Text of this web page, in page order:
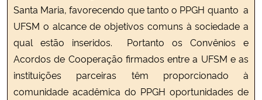
Santa Maria, favorecendo que tanto o PPGH quanto a
UFSM o alcance de objetivos comuns à sociedade a
qual estão inseridos. Portanto os Convênios e
Acordos de Cooperação firmados entre a UFSM e as
instituições parceiras têm proporcionado à
comunidade acadêmica do PPGH oportunidades de